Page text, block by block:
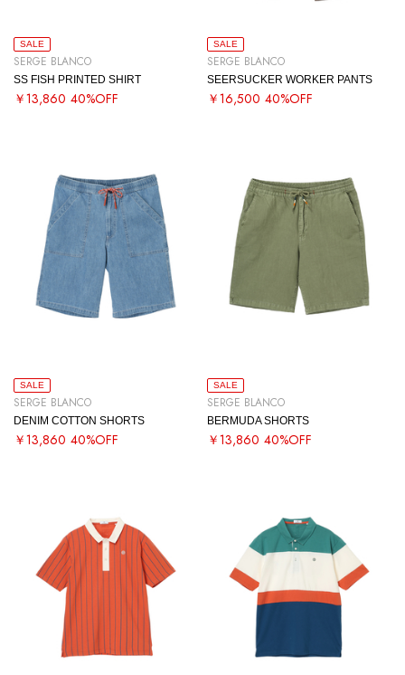
SALE
SERGE BLANCO
SS FISH PRINTED SHIRT
￥13,860 40%OFF
SALE
SERGE BLANCO
SEERSUCKER WORKER PANTS
￥16,500 40%OFF
SALE
SERGE BLANCO
DENIM COTTON SHORTS
￥13,860 40%OFF
SALE
SERGE BLANCO
BERMUDA SHORTS
￥13,860 40%OFF